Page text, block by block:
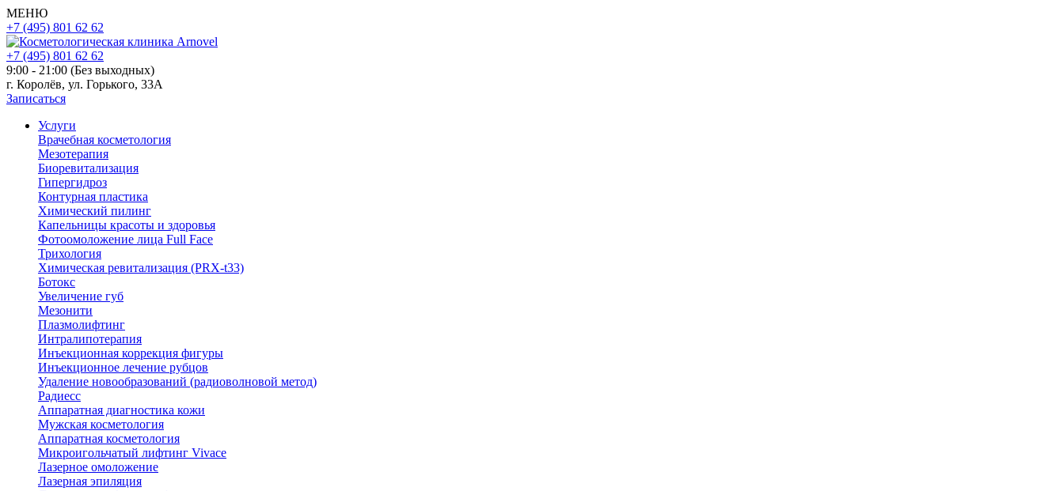
МЕНЮ
+7 (495) 801 62 62
+7 (495) 801 62 62
9:00 - 21:00 (Без выходных)
г. Королёв, ул. Горького, 33А
Записаться
Услуги
Врачебная косметология
Мезотерапия
Биоревитализация
Гипергидроз
Контурная пластика
Химический пилинг
Капельницы красоты и здоровья
Фотоомоложение лица Full Face
Трихология
Химическая ревитализация (PRX-t33)
Ботокс
Увеличение губ
Мезонити
Плазмолифтинг
Интралипотерапия
Инъекционная коррекция фигуры
Инъекционное лечение рубцов
Удаление новообразований (радиоволновой метод)
Радиесс
Аппаратная диагностика кожи
Мужская косметология
Аппаратная косметология
Микроигольчатый лифтинг Vivace
Лазерное омоложение
Лазерная эпиляция